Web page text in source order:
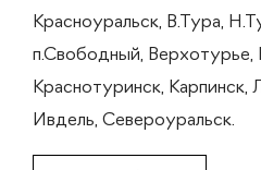
Красноуральск, В.Тура,
п.Свободный, Верхотурье,
Краснотуринск, Карпинск,
Ивдель, Североуральск.